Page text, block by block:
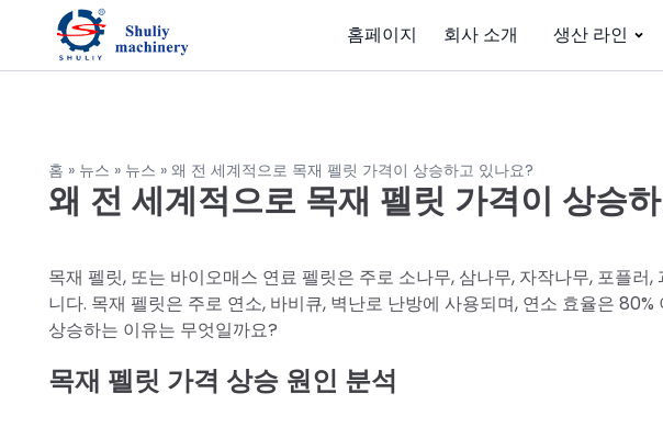
홈페이지 회사 소개 생산 라인
홈 » 뉴스 » 뉴스 » 왜 전 세계적으로 목재 펠릿 가격이 상승하고 있나요?
왜 전 세계적으로 목재 펠릿 가격이 상승
목재 펠릿, 또는 바이오매스 연료 펠릿은 주로 소나무, 삼나무, 자작나무, 포플러
니다. 목재 펠릿은 주로 연소, 바비큐, 벽난로 난방에 사용되며, 연소 효율은
상승하는 이유는 무엇일까요?
목재 펠릿 가격 상승 원인 분석